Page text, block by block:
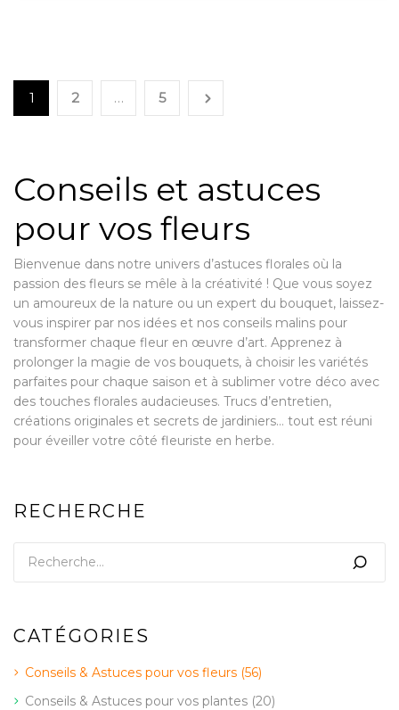
1 2 … 5
Conseils et astuces
pour vos fleurs
Bienvenue dans notre univers d’astuces florales où la
passion des fleurs se mêle à la créativité ! Que vous soyez
un amoureux de la nature ou un expert du bouquet, laissez-
vous inspirer par nos idées et nos conseils malins pour
transformer chaque fleur en œuvre d’art. Apprenez à
prolonger la magie de vos bouquets, à choisir les variétés
parfaites pour chaque saison et à sublimer votre déco avec
des touches florales audacieuses. Trucs d’entretien,
créations originales et secrets de jardiniers… tout est réuni
pour éveiller votre côté fleuriste en herbe.
RECHERCHE
CATÉGORIES
Conseils & Astuces pour vos fleurs (56)
Conseils & Astuces pour vos plantes (20)